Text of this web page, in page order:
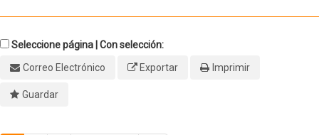
Seleccione página | Con selección:
Correo Electrónico
Exportar Imprimir
Guardar